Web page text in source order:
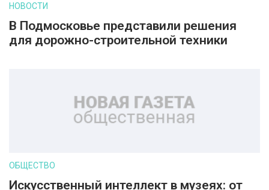
НОВОСТИ
В Подмосковье представили решения
для дорожно-строительной техники
ОБЩЕСТВО
Искусственный интеллект в музеях: от